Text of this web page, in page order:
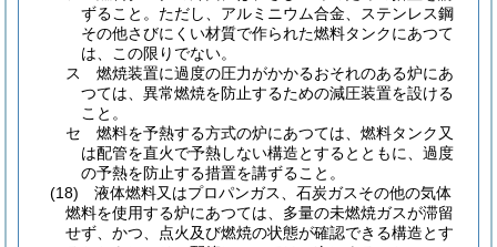
ずること。 ただし、アルミニウム合金、ステンレス鋼
その他さびにくい材質で作られた燃料タンクにあつて
は、この限りでない。
ス
燃焼装置に過度の圧力がかかるおそれのある炉にあ
つては、異常燃焼を防止するための減圧装置を設ける
こと。
セ
燃料を予熱する方式の炉にあつては、燃料タンク又
は配管を直火で予熱しない構造とするとともに、過度
の予熱を防止する措置を講ずること。
(18)
液体燃料又はプロパンガス、石炭ガスその他の気体
燃料を使用する炉にあつては、多量の未燃焼ガスが滞留
せず、かつ、点火及び燃焼の状態が確認できる構造とす